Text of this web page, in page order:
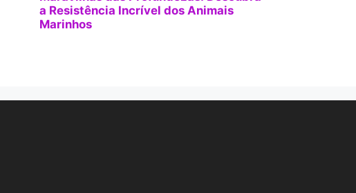
a Resistência Incrível dos Animais
Marinhos